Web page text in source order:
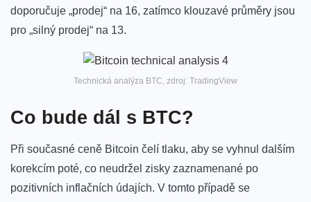
doporučuje „prodej“ na 16, zatímco klouzavé průměry jsou
pro „silný prodej“ na 13.
Technická analýza BTC, zdroj: TradingView
Co bude dál s BTC?
Při současné ceně Bitcoin čelí tlaku, aby se vyhnul dalším
korekcím poté, co neudržel zisky zaznamenané po
pozitivních inflačních údajích. V tomto případě se